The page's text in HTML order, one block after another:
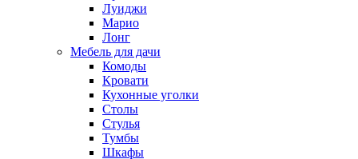
Луиджи
Марио
Лонг
Мебель для дачи
Комоды
Кровати
Кухонные уголки
Столы
Стулья
Тумбы
Шкафы